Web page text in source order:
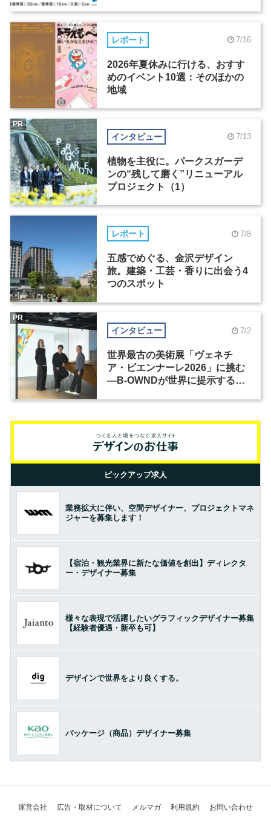
レポート 7/16
2026年夏休みに行ける、おすす
めのイベント10選：そのほかの
地域
インタビュー 7/13
植物を主役に。パークスガーデ
ンの“残して磨く”リニューアル
プロジェクト（1）
PR
レポート 7/8
五感でめぐる、金沢デザイン
旅。建築・工芸・香りに出会う4
つのスポット
インタビュー 7/2
世界最古の美術展「ヴェネチ
ア・ビエンナーレ2026」に挑む
―B-OWNDが世界に提示する美
PR
ピックアップ求人
業務拡大に伴い、空間デザイナー、プロジェクトマネ
ジャーを募集します！
【宿泊・観光業界に新たな価値を創出】ディレクタ
ー・デザイナー募集
様々な表現で活躍したいグラフィックデザイナー募集
【経験者優遇・新卒も可】
デザインで世界をより良くする。
パッケージ（商品）デザイナー募集
運営会社 広告・取材について メルマガ 利用規約 お問い合わせ